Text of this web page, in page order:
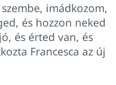
imádkozom,
és hozzon neked
és érted van, és
Francesca az új